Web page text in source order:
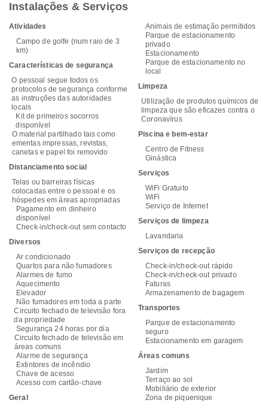
Instalações & Serviços
Atividades
Campo de golfe (num raio de 3
km)
Características de segurança
O pessoal segue todos os
protocolos de segurança conforme
as instruções das autoridades
locais
Kit de primeiros socorros
disponível
O material partilhado tais como
ementas impressas, revistas,
canetas e papel foi removido
Distanciamento social
Telas ou barreiras físicas
colocadas entre o pessoal e os
hóspedes em áreas apropriadas
Pagamento em dinheiro
disponível
Check-in/check-out sem contacto
Diversos
Ar condicionado
Quartos para não fumadores
Alarmes de fumo
Aquecimento
Elevador
Não fumadores em toda a parte
Circuito fechado de televisão fora
da propriedade
Segurança 24 horas por dia
Circuito fechado de televisão em
áreas comuns
Alarme de segurança
Extintores de incêndio
Chave de acesso
Acesso com cartão-chave
Geral
Animais de estimação permitidos
Parque de estacionamento
privado
Estacionamento
Parque de estacionamento no
local
Limpeza
Utilização de produtos químicos de
limpeza que são eficazes contra o
Coronavírus
Piscina e bem-estar
Centro de Fitness
Ginástica
Serviços
WiFi Gratuito
WiFi
Serviço de Internet
Serviços de limpeza
Lavandaria
Serviços de recepção
Check-in/check-out rápido
Check-in/check-out privado
Faturas
Armazenamento de bagagem
Transportes
Parque de estacionamento
seguro
Estacionamento em garagem
Áreas comuns
Jardim
Terraço ao sol
Mobiliário de exterior
Zona de piquenique